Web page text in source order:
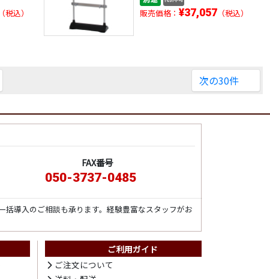
（税込） 販売価格： ¥37,057（税込）
次の30件
FAX番号
050-3737-0485
導入のご相談も承ります。経験豊富なスタッフがお
ご利用ガイド
ご注文について